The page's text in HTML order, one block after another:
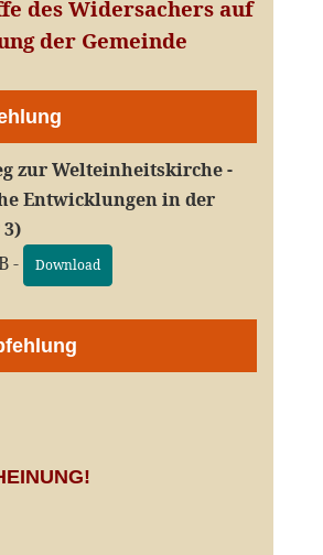
des Widersachers auf
der Gemeinde
zur Welteinheitskirche -
Entwicklungen in der
-
Download